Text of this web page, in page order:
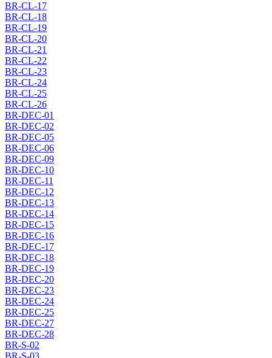
BR-CL-17
BR-CL-18
BR-CL-19
BR-CL-20
BR-CL-21
BR-CL-22
BR-CL-23
BR-CL-24
BR-CL-25
BR-CL-26
BR-DEC-01
BR-DEC-02
BR-DEC-05
BR-DEC-06
BR-DEC-09
BR-DEC-10
BR-DEC-11
BR-DEC-12
BR-DEC-13
BR-DEC-14
BR-DEC-15
BR-DEC-16
BR-DEC-17
BR-DEC-18
BR-DEC-19
BR-DEC-20
BR-DEC-23
BR-DEC-24
BR-DEC-25
BR-DEC-27
BR-DEC-28
BR-S-02
BR-S-03